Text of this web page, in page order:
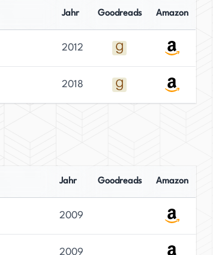
Jahr Goodreads Amazon
2012
2018
Jahr Goodreads Amazon
2009
2009